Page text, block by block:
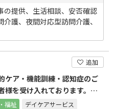
提供、生活相談、安否確認
護、夜間対応型訪問介護、
追加
ケア・機能訓練・認知症のご
様を受け入れております。お
お問い合わせください。
福祉 デイケアサービス